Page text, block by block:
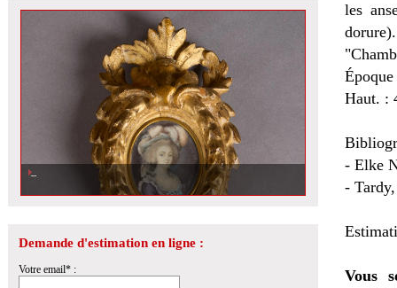
Demande d'estimation en ligne :
Votre email* :
les
Haut. :
- Elke
-
Vous